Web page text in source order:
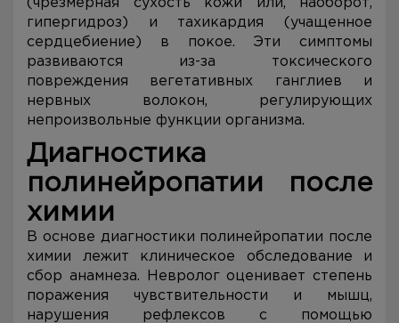
(чрезмерная сухость кожи или, наоборот,
гипергидроз) и тахикардия (учащенное
сердцебиение) в покое. Эти симптомы
развиваются из-за токсического
повреждения вегетативных ганглиев и
нервных волокон, регулирующих
непроизвольные функции организма.
Диагностика
полинейропатии после
химии
В основе диагностики полинейропатии после
химии лежит клиническое обследование и
сбор анамнеза. Невролог оценивает степень
поражения чувствительности и мышц,
нарушения рефлексов с помощью